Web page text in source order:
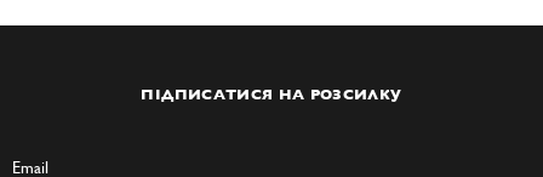
ПІДПИСАТИСЯ НА РОЗСИЛКУ